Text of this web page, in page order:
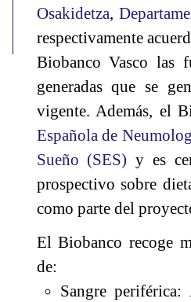
Osakidetza,
respectivamente
Biobanco Vasco las
generadas que se
vigente. Además, el
Española de
Sueño (SES) y es
prospectivo sobre
como parte del
El Biobanco recoge
de:
Sangre